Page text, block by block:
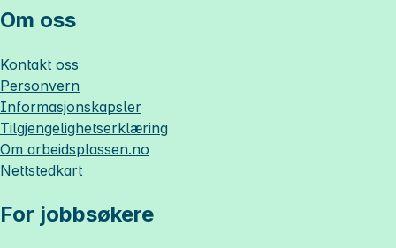
Om oss
Kontakt oss
Personvern
Informasjonskapsler
Tilgjengelighetserklæring
Om arbeidsplassen.no
Nettstedkart
For jobbsøkere